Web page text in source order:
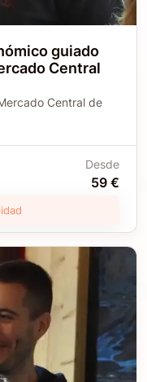
guiado
Central
Central de
Desde
59 €